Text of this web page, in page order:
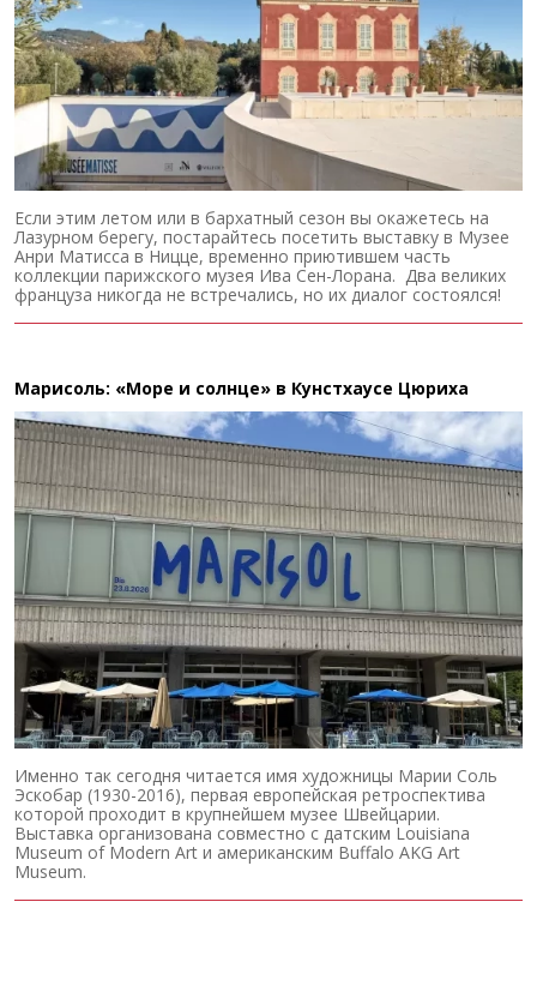
Если этим летом или в бархатный сезон вы окажетесь на
Лазурном берегу, постарайтесь посетить выставку в Музее
Анри Матисса в Ницце, временно приютившем часть
коллекции парижского музея Ива Сен-Лорана. Два великих
француза никогда не встречались, но их диалог состоялся!
Марисоль: «Море и солнце» в Кунстхаусе Цюриха
Именно так сегодня читается имя художницы Марии Соль
Эскобар (1930-2016), первая европейская ретроспектива
которой проходит в крупнейшем музее Швейцарии.
Выставка организована совместно с датским Louisiana
Museum of Modern Art и американским Buffalo AKG Art
Museum.